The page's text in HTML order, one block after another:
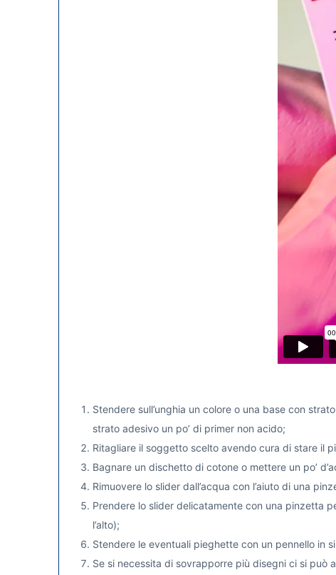
Stendere sull’unghia un colore o una base con
strato adesivo un po’ di primer non acido;
Ritagliare il soggetto scelto avendo cura di stare il
Bagnare un dischetto di cotone o mettere un po’
Rimuovere lo slider dall’acqua con l’aiuto di una
Prendere lo slider delicatamente con una pinzetta
l’alto);
Stendere le eventuali pieghette con un pennello in
Se si necessita di sovrapporre più disegni ci si può